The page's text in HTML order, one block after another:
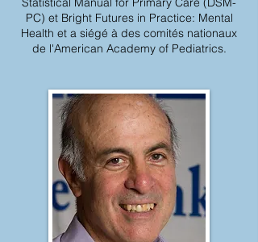
PC) et Bright Futures in Practice: Mental
Health et a siégé à des comités nationaux
de l'American Academy of Pediatrics.